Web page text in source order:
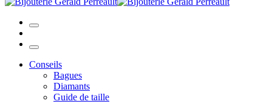
Conseils
Bagues
Diamants
Guide de taille